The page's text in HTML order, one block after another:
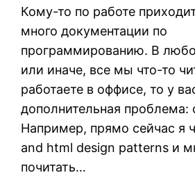
Кому-то по работе
много документации по
программированию. В
или иначе, все мы что-то
работаете в оффисе, то у
дополнительная проблема:
Например, прямо сейчас я
and html design patterns и
почитать…